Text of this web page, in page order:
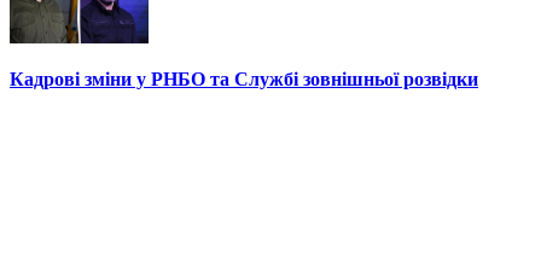
Кадрові зміни у РНБО та Службі зовнішньої розвідки